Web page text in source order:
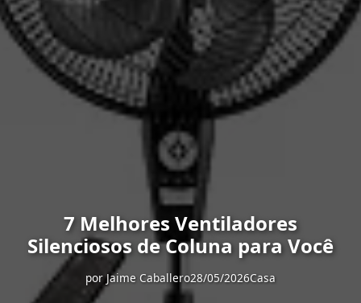
7 Melhores Ventiladores
Silenciosos de Coluna para Você
porJaime Caballero28/05/2026Casa